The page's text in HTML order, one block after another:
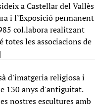
a Castellar del Vallès
i l’Exposició permanent
col.labora realitzant
totes les associacions de
d'imatgeria religiosa i
130 anys d'antiguitat.
nostres escultures amb